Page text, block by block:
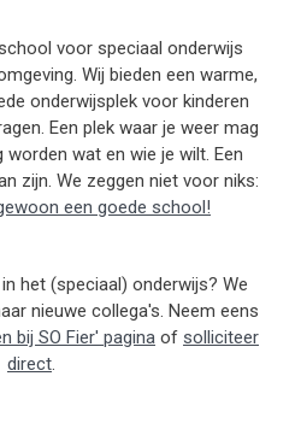
voor speciaal onderwijs
Wij bieden een warme,
onderwijsplek voor kinderen
Een plek waar je weer mag
worden wat en wie je wilt. Een
zijn. We zeggen niet voor niks:
een goede school!
het (speciaal) onderwijs? We
nieuwe collega's. Neem eens
bij SO Fier' pagina of solliciteer
direct.